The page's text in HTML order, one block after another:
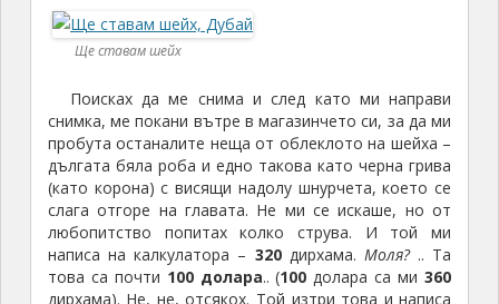
Ще ставам шейх
Поисках да ме снима и след като ми направи
снимка, ме покани вътре в магазинчето си, за да ми
пробута останалите неща от облеклото на шейха –
дългата бяла роба и едно такова като черна грива
(като корона) с висящи надолу шнурчета, което се
слага отгоре на главата. Не ми се искаше, но от
любопитство попитах колко струва. И той ми
написа на калкулатора – 320дирхама. Моля?.. Та
това са почти 100 долара.. (100 долара са ми360
дирхама). Не, не, отсякох. Той изтри това и написа